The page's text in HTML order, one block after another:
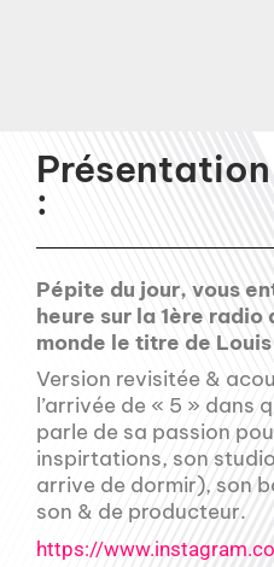
:
Pépite du jour, vous
heure sur la 1ère radio
monde le titre de
Version revisitée &
l’arrivée de « 5 » dans
parle de sa passion
inspirtations, son
arrive de dormir), son
son & de producteur.
https://